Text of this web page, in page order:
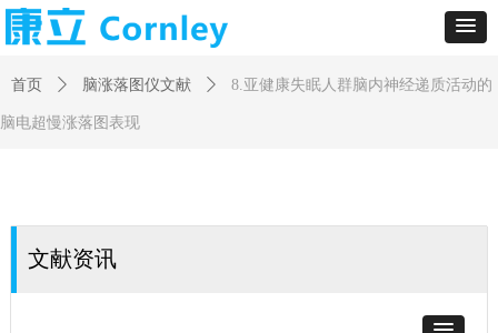
首页 ꄲ 脑涨落图仪文献 ꄲ 8.亚健康失眠人群脑内神经递质活动的
脑电超慢涨落图表现
文献资讯